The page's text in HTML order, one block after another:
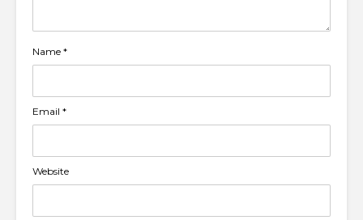
Name *
Email *
Website